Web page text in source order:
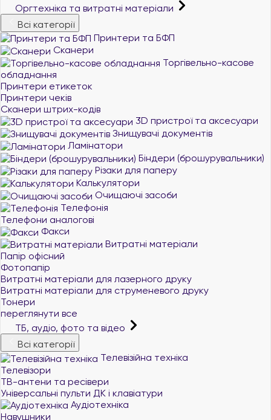
Оргтехніка та витратні матеріали
Всі категорії
Принтери та БФП
Сканери
Торгівельно-касове
обладнання
Принтери етикеток
Принтери чеків
Сканери штрих-кодів
3D пристрої та аксесуари
Знищувачі документів
Ламінатори
Біндери (брошурувальники)
Різаки для паперу
Калькулятори
Очищаючі засоби
Телефонія
Телефони аналогові
Факси
Витратні матеріали
Папір офісний
Фотопапір
Витратні матеріали для лазерного друку
Витратні матеріали для струменевого друку
Тонери
переглянути все
ТБ, аудіо, фото та відео
Всі категорії
Телевізійна техніка
Телевізори
ТВ-антени та ресівери
Універсальні пульти ДК і клавіатури
Аудіотехніка
Навушники